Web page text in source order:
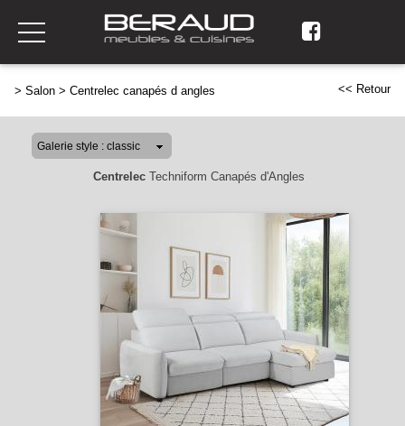
> Salon > Centrelec canapés d angles << Retour
CentrelecTechniform Canapés d'Angles